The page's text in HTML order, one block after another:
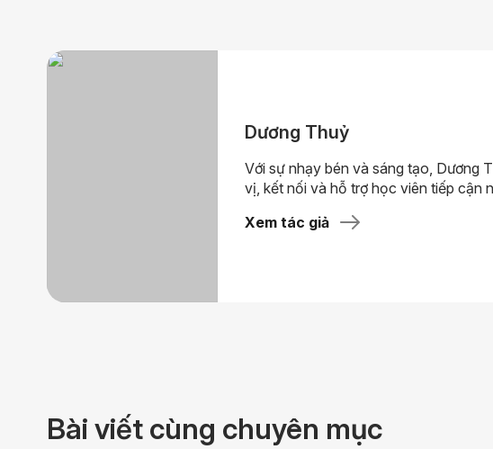
Dương Thuỷ
Với sự nhạy bén và sáng tạo, Dương
vị, kết nối và hỗ trợ học viên tiếp cận
Xem tác giả
Bài viết cùng chuyên mục